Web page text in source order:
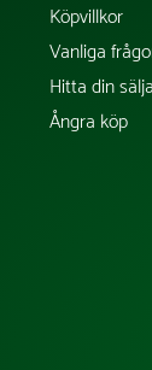
Köpvillkor
Vanliga
Hitta din
Ångra köp